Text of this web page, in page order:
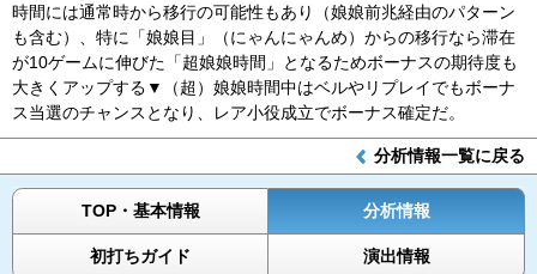
時間には通常時から移行の可能性もあり（娘娘前兆経由のパターン
も含む）、特に「娘娘目」（にゃんにゃんめ）からの移行なら滞在
が10ゲームに伸びた「超娘娘時間」となるためボーナスの期待度も
大きくアップする▼（超）娘娘時間中はベルやリプレイでもボーナ
ス当選のチャンスとなり、レア小役成立でボーナス確定だ。
分析情報一覧に戻る
TOP・基本情報 分析情報
初打ちガイド 演出情報